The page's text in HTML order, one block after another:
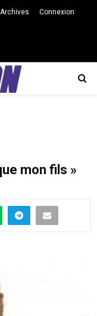
Archives Connexion
mon fils »